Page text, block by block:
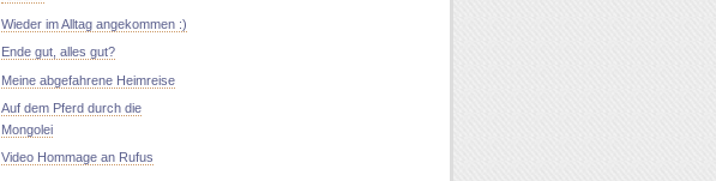
Wieder im Alltag angekommen :)
Ende gut, alles gut?
Meine abgefahrene Heimreise
Auf dem Pferd durch die
Mongolei
Video Hommage an Rufus